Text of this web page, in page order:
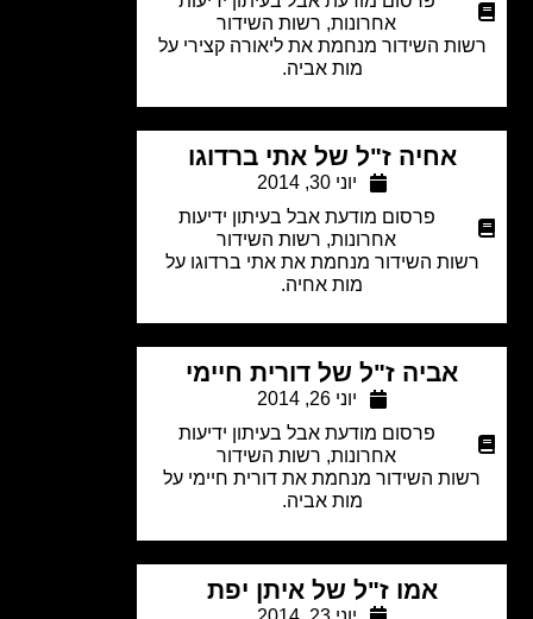
אחרונות,רשות השידור
השידור מנחמת את ליאורה קצירי על
מות אביה.
אחיה ז"ל של אתי ברדוגו
פרסום מודעת אבל בעיתון ידיעות
אחרונות,רשות השידור
השידור מנחמת את אתי ברדוגו על
מות אחיה.
אביה ז"ל של דורית חיימי
פרסום מודעת אבל בעיתון ידיעות
אחרונות,רשות השידור
השידור מנחמת את דורית חיימי על
מות אביה.
אמו ז"ל של איתן יפת